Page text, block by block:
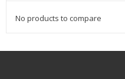
No products to compare